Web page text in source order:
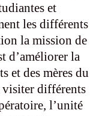
et
les différents
la mission de
d’améliorer la
et des mères du
différents
l’unité